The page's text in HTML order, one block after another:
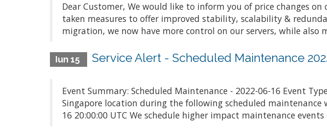
Dear Customer, We would like to inform you of price changes
taken measures to offer improved stability, scalability &
migration, we now have more control on our servers, while also
Iun 15 Service Alert - Scheduled Maintenance
Event Summary: Scheduled Maintenance - 2022-06-16 Event
Singapore location during the following scheduled maintenance
16 20:00:00 UTC We schedule higher impact maintenance